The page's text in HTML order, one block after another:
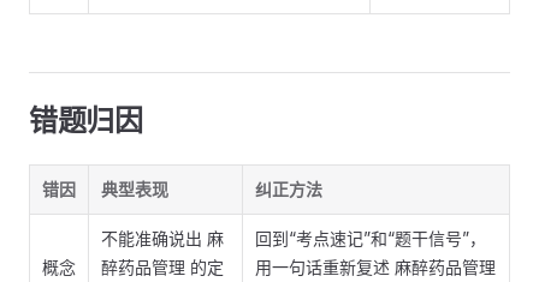
错题归因
错因 典型表现 纠正方法
概念
不能准确说出 麻
醉药品管理 的定
回到“考点速记”和“题干信号”，
用一句话重新复述 麻醉药品管理